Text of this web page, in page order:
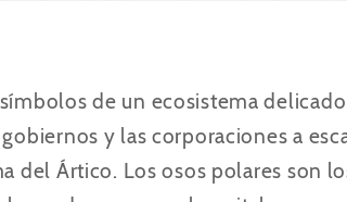
de un ecosistema
y las corporaciones a
del Ártico. Los osos polares son